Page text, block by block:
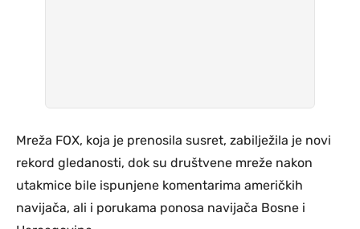
Mreža FOX, koja je prenosila susret, zabilježila je novi
rekord gledanosti, dok su društvene mreže nakon
utakmice bile ispunjene komentarima američkih
navijača, ali i porukama ponosa navijača Bosne i